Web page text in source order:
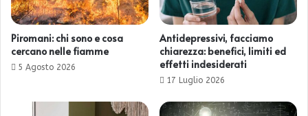
Piromani: chi sono e cosa
cercano nelle fiamme
5 Agosto 2026
Antidepressivi, facciamo
chiarezza: benefici, limiti ed
effetti indesiderati
17 Luglio 2026